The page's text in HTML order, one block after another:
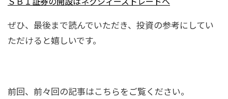
ぜひ、最後まで読んでいただき、投資の参考にしてい
ただけると嬉しいです。
前回、前々回の記事はこちらをご覧ください。